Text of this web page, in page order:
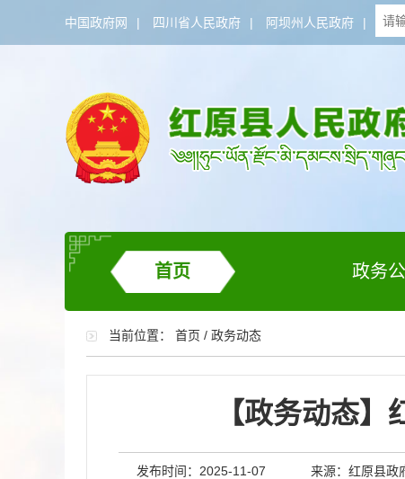
中国政府网 | 四川省人民政府 | 阿坝州人民政府 |
首页 政务
当前位置： 首页 / 政务动态
【政务动态
发布时间：2025-11-07 来源：红原县政